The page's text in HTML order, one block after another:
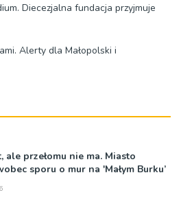
Diecezjalna fundacja przyjmuje
Alerty dla Małopolski i
ale przełomu nie ma. Miasto
sporu o mur na 'Małym Burku’